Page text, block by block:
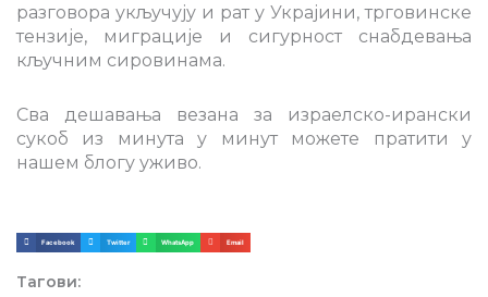
разговора укључују и рат у Украјини, трговинске
тензије, миграције и сигурност снабдевања
кључним сировинама.
Сва дешавања везана за израелско-ирански
сукоб из минута у минут можете пратити у
нашем блогу уживо.
Facebook Twitter WhatsApp Email
Тагови: